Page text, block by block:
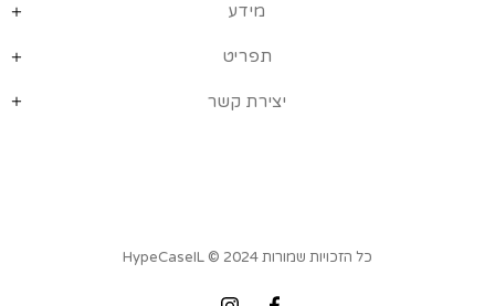
מידע
תפריט
יצירת קשר
כל הזכויות שמורות HypeCaseIL© 2024